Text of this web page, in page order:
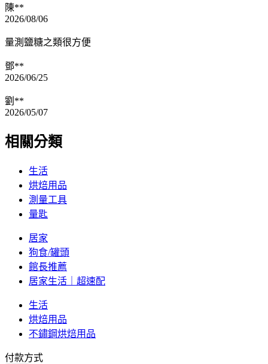
陳**
2026/08/06
量測鹽糖之類很方便
鄧**
2026/06/25
劉**
2026/05/07
相關分類
生活
烘焙用品
測量工具
量匙
居家
狗食/罐頭
館長推薦
居家生活｜超速配
生活
烘焙用品
不鏽鋼烘焙用品
付款方式